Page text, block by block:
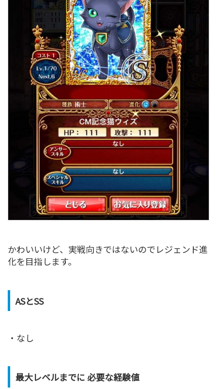
かわいいけど、実戦向きではないのでレジェンド進
化を目指します。
ASとSS
・なし
最大レベルまでに 必要な経験値